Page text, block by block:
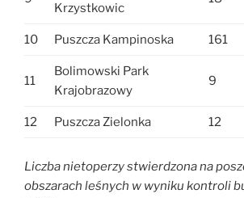
Krzystkowic
10 Puszcza Kampinoska 161
11
Bolimowski Park
Krajobrazowy
9
12 Puszcza Zielonka 12
Liczba nietoperzy stwierdzona na
obszarach leśnych w wyniku kontroli